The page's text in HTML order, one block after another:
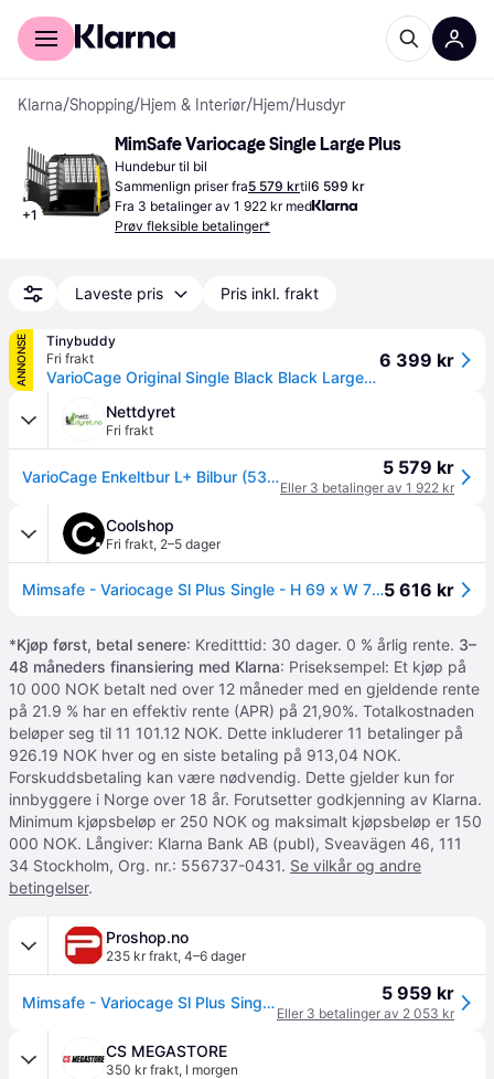
For kunder
Klarna/Shopping/Hjem & Interiør/Hjem/Husdyr
+1
MimSafe Variocage Single Large Plus
Hundebur til bil
Sammenlign priser fra5 579 krtil6 599 kr
Fra 3 betalinger av 1 922 kr med
Prøv fleksible betalinger*
Laveste pris Pris inkl. frakt
ANNONSE
Tinybuddy
Fri frakt
VarioCage Original Single Black Black Large Plus
6 399 kr
Nettdyret
Fri frakt
VarioCage Enkeltbur L+ Bilbur (53-00379) 5 579 kr
Eller 3 betalinger av 1 922 kr
Coolshop
Fri frakt, 2–5 dager
Mimsafe - Variocage Sl Plus Single - H 69 x W 70 x depth (min/max) 81-103cm5 616 kr
*Kjøp først, betal senere: Kreditttid: 30 dager. 0 % årlig rente. 3–
48 måneders finansiering med Klarna: Priseksempel: Et kjøp på
10 000 NOK betalt ned over 12 måneder med en gjeldende rente
på 21.9 % har en effektiv rente (APR) på 21,90%. Totalkostnaden
beløper seg til 11 101.12 NOK. Dette inkluderer 11 betalinger på
926.19 NOK hver og en siste betaling på 913,04 NOK.
Forskuddsbetaling kan være nødvendig. Dette gjelder kun for
innbyggere i Norge over 18 år. Forutsetter godkjenning av Klarna.
Minimum kjøpsbeløp er 250 NOK og maksimalt kjøpsbeløp er 150
000 NOK. Långiver: Klarna Bank AB (publ), Sveavägen 46, 111
34 Stockholm, Org. nr.: 556737-0431. Se vilkår og andre
betingelser.
Proshop.no
235 kr frakt, 4–6 dager
Mimsafe - Variocage Sl Plus Single - (69x70x81-103)cm 5 959 kr
Eller 3 betalinger av 2 053 kr
CS MEGASTORE
350 kr frakt, I morgen